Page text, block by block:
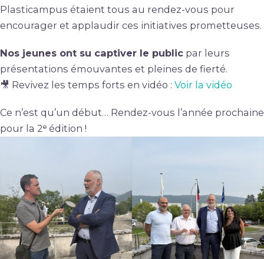
Plasticampus étaient tous au rendez-vous pour
encourager et applaudir ces initiatives prometteuses.
Nos jeunes ont su captiver le public par leurs
présentations émouvantes et pleines de fierté.
🎥 Revivez les temps forts en vidéo : Voir la vidéo
Ce n’est qu’un début… Rendez-vous l’année prochaine
pour la 2ᵉ édition !